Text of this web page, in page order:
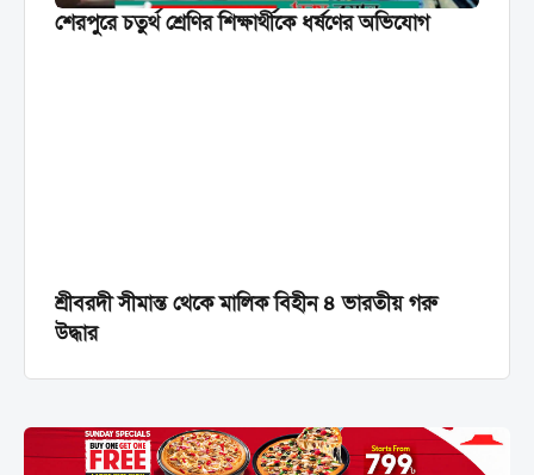
শেরপুরে চতুর্থ শ্রেণির শিক্ষার্থীকে ধর্ষণের অভিযোগ
শ্রীবরদী সীমান্ত থেকে মালিক বিহীন ৪ ভারতীয় গরু
উদ্ধার